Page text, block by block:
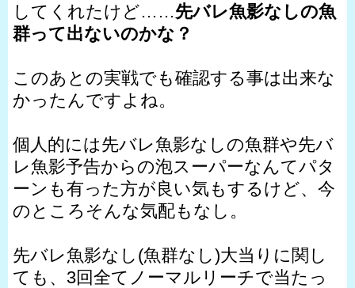
してくれたけど……先バレ魚影なしの魚
群って出ないのかな？
このあとの実戦でも確認する事は出来な
かったんですよね。
個人的には先バレ魚影なしの魚群や先バ
レ魚影予告からの泡スーパーなんてパタ
ーンも有った方が良い気もするけど、今
のところそんな気配もなし。
先バレ魚影なし(魚群なし)大当りに関し
ても、3回全てノーマルリーチで当たっ